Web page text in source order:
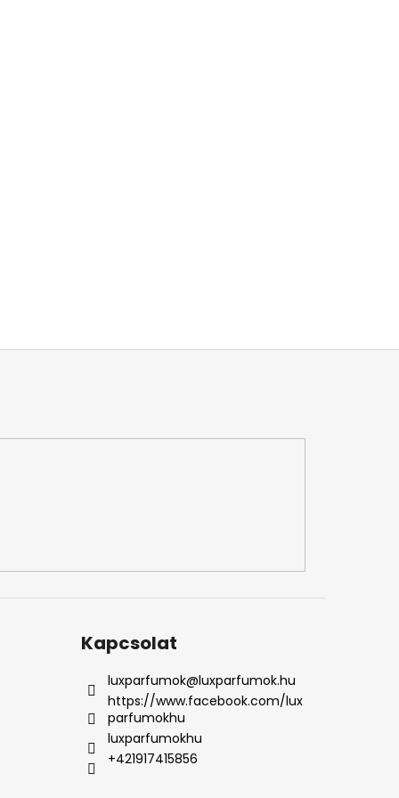
Kapcsolat
luxparfumok@luxparfumok.hu
https://www.facebook.com/lux
parfumokhu
luxparfumokhu
+421917415856